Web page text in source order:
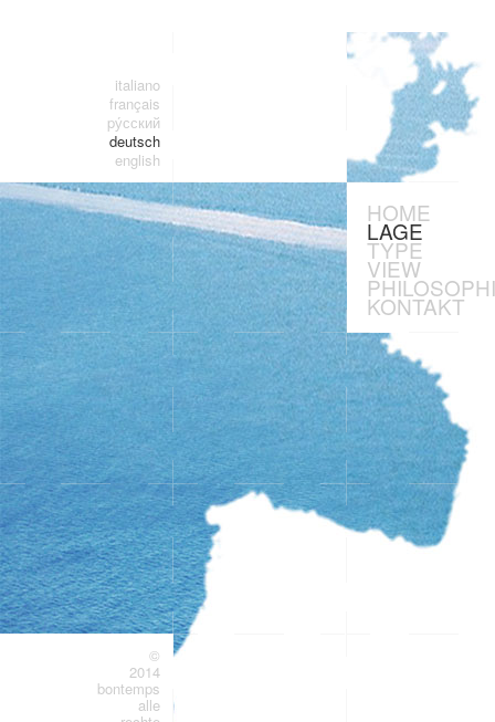
italiano
français
pу́сский
deutsch
english
HOME
LAGE
TYPE
VIEW
KONTAKT
©
2014
bontemps
alle